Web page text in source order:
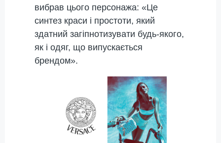
вибрав цього персонажа: «Це
синтез краси і простоти, який
здатний загіпнотизувати будь-якого,
як і одяг, що випускається
брендом».